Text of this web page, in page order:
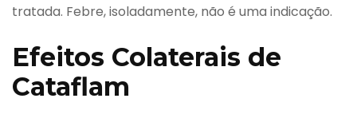
tratada. Febre, isoladamente, não é uma indicação.
Efeitos Colaterais de
Cataflam